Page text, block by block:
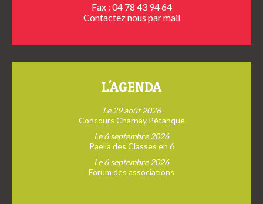
Fax : 04 78 43 94 64
Contactez nous par mail
L'AGENDA
Le 29 août 2026
Concours Charnay Pétanque
Le 6 septembre 2026
Paella des Classes en 6
Le 6 septembre 2026
Forum des associations